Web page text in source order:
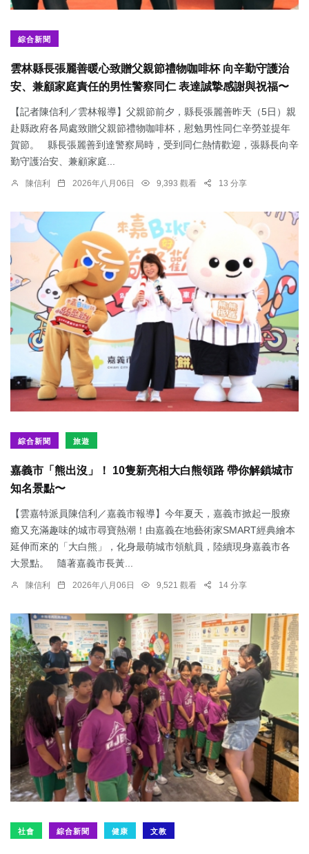
綜合新聞
雲林縣長張麗善暖心致贈父親節禮物咖啡杯 向辛勤守護治
安、兼顧家庭責任的男性警察同仁 表達誠摯感謝與祝福〜
【記者陳信利／雲林報導】父親節前夕，縣長張麗善昨天（5日）親
赴縣政府各局處致贈父親節禮物咖啡杯，慰勉男性同仁辛勞並提年
賀節。 縣長張麗善到達警察局時，受到同仁熱情歡迎，張縣長向辛
勤守護治安、兼顧家庭...
陳信利 2026年八月06日 9,393 觀看 13 分享
綜合新聞 旅遊
嘉義市「熊出沒」！ 10隻新亮相大白熊領路 帶你解鎖城市
知名景點〜
【雲嘉特派員陳信利／嘉義市報導】今年夏天，嘉義市掀起一股療
癒又充滿趣味的城市尋寶熱潮！由嘉義在地藝術家SMART經典繪本
延伸而來的「大白熊」，化身最萌城市領航員，陸續現身嘉義市各
大景點。 隨著嘉義市長黃...
陳信利 2026年八月06日 9,521 觀看 14 分享
社會 綜合新聞 健康 文教